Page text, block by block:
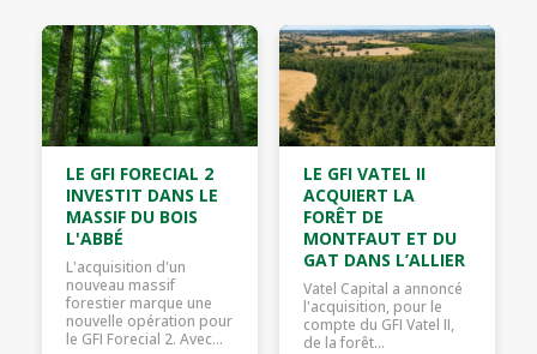
LE GFI FORECIAL 2
INVESTIT DANS LE
MASSIF DU BOIS
L'ABBÉ
L'acquisition d'un
nouveau massif
forestier marque une
nouvelle opération pour
le GFI Forecial 2. Avec…
LE GFI VATEL II
ACQUIERT LA
FORÊT DE
MONTFAUT ET DU
GAT DANS L’ALLIER
Vatel Capital a annoncé
l'acquisition, pour le
compte du GFI Vatel II,
de la forêt…